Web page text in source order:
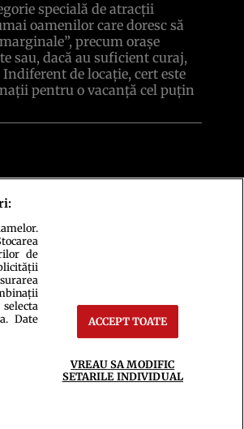
specială de atracţii
oamenilor care doresc să
precum oraşe
sau, dacă au suficient curaj,
de locaţie, cert este
pentru o vacanţă cel puţin
purtătoare de Drepturi de Autor.
de
Date
ACCEPT TOATE
VREAU SA MODIFIC
SETARILE INDIVIDUAL